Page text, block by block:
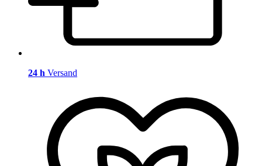
24 h Versand